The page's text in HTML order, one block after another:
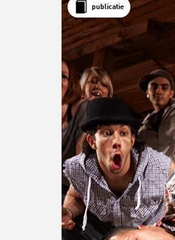
publicatie